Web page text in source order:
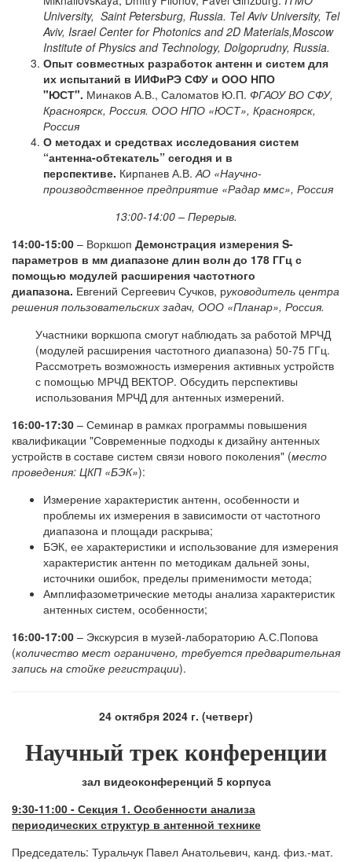
University, Saint Petersburg, Russia. Tel Aviv University, Tel
Aviv, Israel Center for Photonics and 2D Materials,Moscow
Institute of Physics and Technology, Dolgoprudny, Russia.
Опыт совместных разработок антенн и систем для
их испытаний в ИИФиРЭ СФУ и ООО НПО
"ЮСТ". Минаков А.В., Саломатов Ю.П. ФГАОУ ВО СФУ,
Красноярск, Россия. ООО НПО «ЮСТ», Красноярск,
Россия
О методах и средствах исследования систем
“антенна-обтекатель” сегодня и в
перспективе. Кирпанев А.В.АО «Научно-
производственное предприятие «Радар ммс», Россия
13:00-14:00 – Перерыв.
14:00-15:00 – Воркшоп Демонстрация измерения S-
параметров в мм диапазоне длин волн до 178 ГГц с
помощью модулей расширения частотного
диапазона. Евгений Сергеевич Сучков, руководитель центра
решения пользовательских задач, ООО «Планар», Россия.
Участники воркшопа смогут наблюдать за работой МРЧД
(модулей расширения частотного диапазона) 50-75 ГГц.
Рассмотреть возможность измерения активных устройств
с помощью МРЧД ВЕКТОР. Обсудить перспективы
использования МРЧД для антенных измерений.
16:00-17:30 – Семинар в рамках программы повышения
квалификации "Современные подходы к дизайну антенных
устройств в составе систем связи нового поколения" (место
проведения: ЦКП «БЭК»):
Измерение характеристик антенн, особенности и
проблемы их измерения в зависимости от частотного
диапазона и площади раскрыва;
БЭК, ее характеристики и использование для измерения
характеристик антенн по методикам дальней зоны,
источники ошибок, пределы применимости метода;
Амплифазометрические методы анализа характеристик
антенных систем, особенности;
16:00-17:00 – Экскурсия в музей-лабораторию А.С.Попова
(количество мест ограничено, требуется предварительная
запись на стойке регистрации).
24 октября 2024 г. (четверг)
Научный трек конференции
зал видеоконференций 5 корпуса
9:30-11:00 - Секция 1. Особенности анализа
периодических структур в антенной технике
Председатель: Туральчук Павел Анатольевич, канд. физ.-мат.